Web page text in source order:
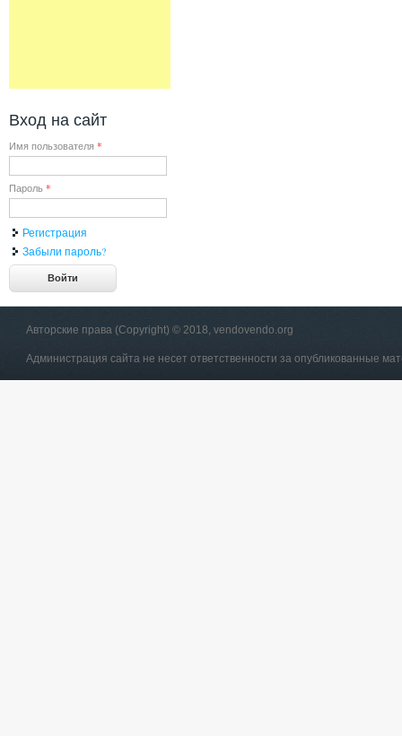
Вход на сайт
Имя пользователя *
Пароль *
Регистрация
Забыли пароль?
Авторские права (Copyright) © 2018, vendovendo.org
Администрация сайта не несет ответственности за опубликованные